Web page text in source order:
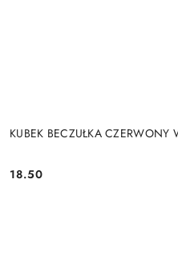
KUBEK BECZUŁKA CZERWONY
Cena:
18.50